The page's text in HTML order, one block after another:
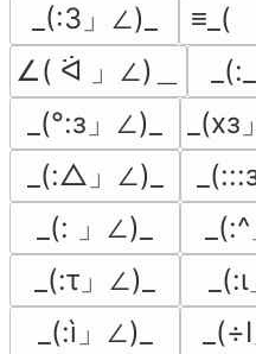
_(:3」∠)_ ≡_(
∠( ᐛ 」∠)＿
_(°:з」∠)_
_(:△」∠)_
_(: 」∠)_
_(:τ」∠)_
_(:ì」∠)_